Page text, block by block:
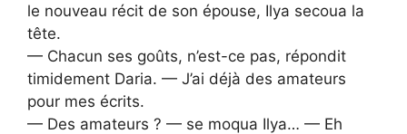
le nouveau récit de son épouse, Ilya secoua la
tête.
— Chacun ses goûts, n’est-ce pas, répondit
timidement Daria. — J’ai déjà des amateurs
pour mes écrits.
— Des amateurs ? — se moqua Ilya… — Eh